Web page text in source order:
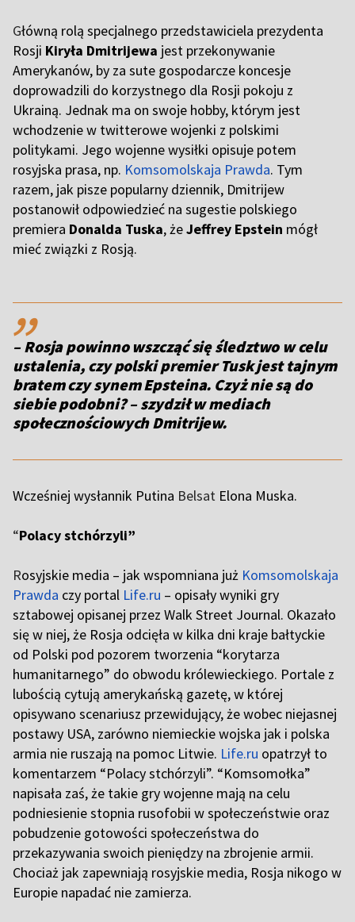
Główną rolą specjalnego przedstawiciela prezydenta
Rosji Kiryła Dmitrijewa jest przekonywanie
Amerykanów, by za sute gospodarcze koncesje
doprowadzili do korzystnego dla Rosji pokoju z
Ukrainą. Jednak ma on swoje hobby, którym jest
wchodzenie w twitterowe wojenki z polskimi
politykami. Jego wojenne wysiłki opisuje potem
rosyjska prasa, np. Komsomolskaja Prawda. Tym
razem, jak pisze popularny dziennik, Dmitrijew
postanowił odpowiedzieć na sugestie polskiego
premiera Donalda Tuska, żeJeffrey Epstein mógł
mieć związki z Rosją.
,,
– Rosja powinno wszcząć się śledztwo w celu
ustalenia, czy polski premier Tusk jest tajnym
bratem czy synem Epsteina. Czyż nie są do
siebie podobni? – szydził w mediach
społecznościowych Dmitrijew.
Wcześniej wysłannik Putina Belsat Elona Muska.
“Polacy stchórzyli”
Rosyjskie media – jak wspomniana już Komsomolskaja
Prawda czy portal Life.ru – opisały wyniki gry
sztabowej opisanej przez Walk Street Journal. Okazało
się w niej, że Rosja odcięła w kilka dni kraje bałtyckie
od Polski pod pozorem tworzenia “korytarza
humanitarnego” do obwodu królewieckiego. Portale z
lubością cytują amerykańską gazetę, w której
opisywano scenariusz przewidujący, że wobec niejasnej
postawy USA, zarówno niemieckie wojska jak i polska
armia nie ruszają na pomoc Litwie. Life.ru opatrzył to
komentarzem “Polacy stchórzyli”. “Komsomołka”
napisała zaś, że takie gry wojenne mają na celu
podniesienie stopnia rusofobii w społeczeństwie oraz
pobudzenie gotowości społeczeństwa do
przekazywania swoich pieniędzy na zbrojenie armii.
Chociaż jak zapewniają rosyjskie media, Rosja nikogo w
Europie napadać nie zamierza.